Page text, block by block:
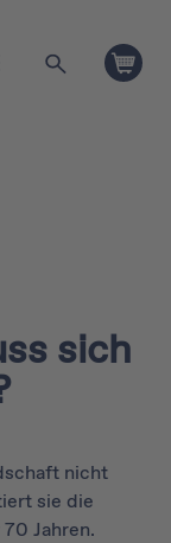
sich
nicht
sie die
Jahren.